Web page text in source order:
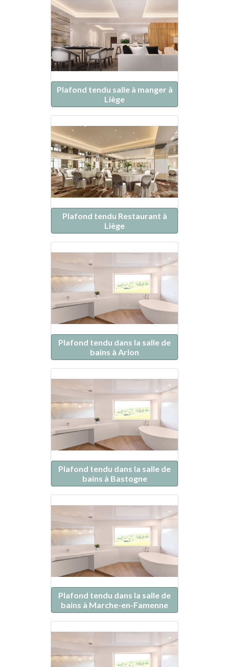
Plafond tendu salle à manger à
Liège
Plafond tendu Restaurant à
Liège
Plafond tendu dans la salle de
bains à Arlon
Plafond tendu dans la salle de
bains à Bastogne
Plafond tendu dans la salle de
bains à Marche-en-Famenne